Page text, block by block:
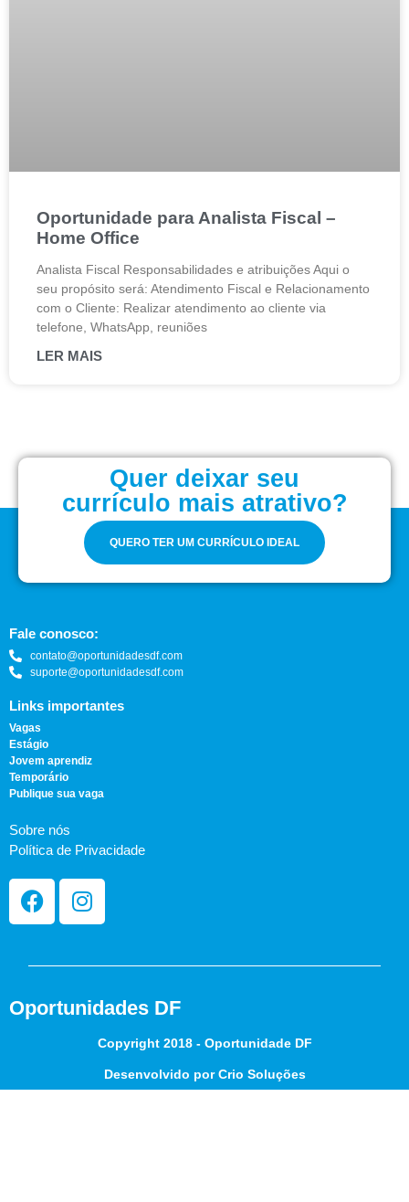
Oportunidade para Analista Fiscal –
Home Office
Analista Fiscal Responsabilidades e atribuições Aqui o
seu propósito será: Atendimento Fiscal e Relacionamento
com o Cliente: Realizar atendimento ao cliente via
telefone, WhatsApp, reuniões
LER MAIS
Quer deixar seu
currículo mais atrativo?
QUERO TER UM CURRÍCULO IDEAL
Fale conosco:
contato@oportunidadesdf.com
suporte@oportunidadesdf.com
Links importantes
Vagas
Estágio
Jovem aprendiz
Temporário
Publique sua vaga
Sobre nós
Política de Privacidade
Oportunidades DF
Copyright 2018 - Oportunidade DF
Desenvolvido por Crio Soluções